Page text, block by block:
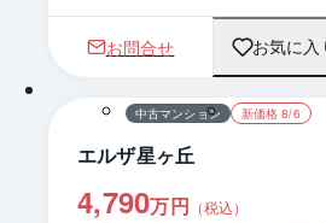
お問合せ お気に
1 / 0
中古マンション 新価格 8/6
エルザ星ヶ丘
4,790万円 （税込）